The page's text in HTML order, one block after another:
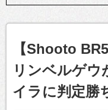
【Shooto
リンベルゲウ
イラに判定勝